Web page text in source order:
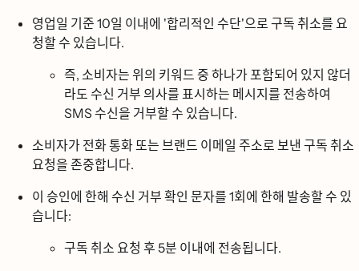
영업일 기준 10일 이내에 '합리적인 수단'으로 구독 취소를 요
청할 수 있습니다.
즉, 소비자는 위의 키워드 중 하나가 포함되어 있지 않더
라도 수신 거부 의사를 표시하는 메시지를 전송하여
SMS 수신을 거부할 수 있습니다.
소비자가 전화 통화 또는 브랜드 이메일 주소로 보낸 구독 취소
요청을 존중합니다.
이 승인에 한해 수신 거부 확인 문자를 1회에 한해 발송할 수 있
습니다:
구독 취소 요청 후 5분 이내에 전송됩니다.